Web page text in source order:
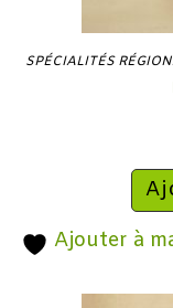
SPÉCIALITÉS
Ajouter à